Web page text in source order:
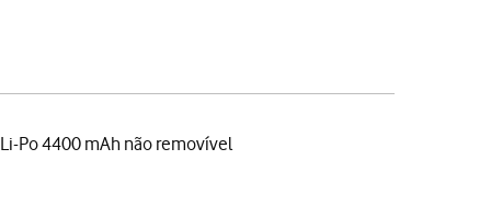
Po 4400 mAh não removível